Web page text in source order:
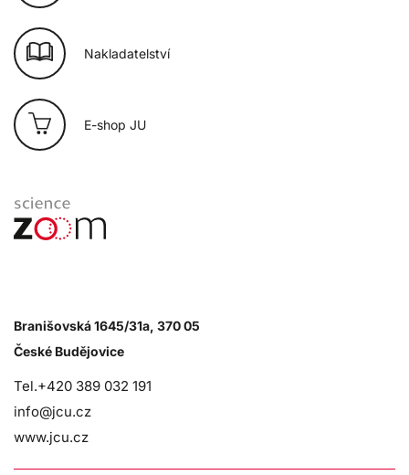
Nakladatelství
E-shop JU
Branišovská 1645/31a, 370 05
České Budějovice
Tel.+420 389 032 191
info@jcu.cz
www.jcu.cz